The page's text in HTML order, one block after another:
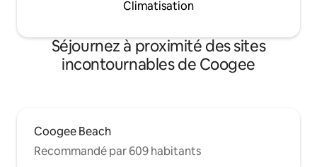
Climatisation
Séjournez à proximité des sites
incontournables de Coogee
Coogee Beach
Recommandé par 609 habitants